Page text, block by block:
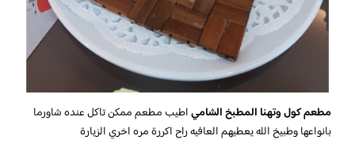
مطعم كول وتهنا المطبخ الشامياطيب مطعم ممكن تاكل عنده شاورما
بانواعها وطبيخ الله يعطيهم العافيه راح اكررة مره اخري الزيارة